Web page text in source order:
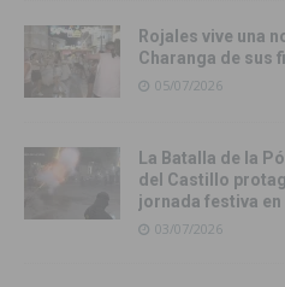
Rojales vive una
Charanga de sus
05/07/2026
La Batalla de la
del Castillo
jornada festiva en
03/07/2026